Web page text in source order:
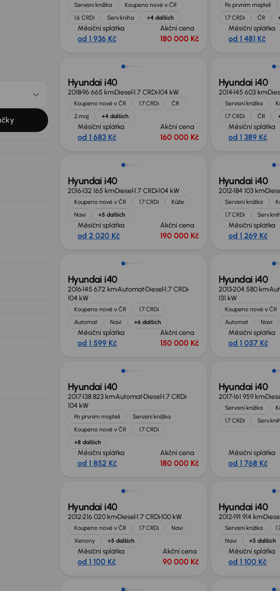
Servisní knížka
Koupeno nové v ČR
1.6 CRDi
Serv.kniha +4 dalších
Měsíční splátka
od 1 936 Kč
Akční cena
180 000 Kč
Po prvním majiteli
1.7 CRDi
ČR
Měsíční splátka
od 1 481 Kč
Hyundai i40
201896 665 kmDiesel1.7 CRDi104 kW
Koupeno nové v ČR 1.7 CRDi
ČR
2.maj
+4 dalších
Měsíční splátka
od 1 683 Kč
Akční cena
160 000 Kč
Hyundai i40
2014145 603 km
Servisní knížka
1.7 CRDi
ČR
Měsíční splátka
od 1 389 Kč
Extra sleva 14 500 Kč
Hyundai i40
2016132 165 kmDiesel1.7 CRDi104 kW
Koupeno nové v ČR 1.7 CRDi
Kůže
Navi
+5 dalších
Měsíční splátka
od 2 020 Kč
Akční cena
190 000 Kč
Zlevněno o 20
Hyundai i40
2012184 103 km
Servisní knížka
1.7 CRDi
Měsíční splátka
od 1 269 Kč
Hyundai i40
2016145 672 kmAutomatDiesel1.7 CRDi
104 kW
Koupeno nové v ČR
1.7 CRDi
Automat
Navi +6 dalších
Měsíční splátka
od 1 599 Kč
Akční cena
150 000 Kč
Hyundai i40
2013204 580 km
131 kW
Koupeno nové v ČR
Automat
Navi
Měsíční splátka
od 1 057 Kč
Možnost odpočtu DPH
Hyundai i40
2017138 823 kmAutomatDiesel1.7 CRDi
104 kW
Po prvním majiteli
Servisní knížka
Koupeno nové v ČR
1.7 CRDi
+8 dalších
Měsíční splátka
od 1 852 Kč
Akční cena
180 000 Kč
Hyundai i40
2017161 959 km
Servisní knížka
1.7 CRDi
Měsíční splátka
od 1 768 Kč
Hyundai i40
2012216 020 kmDiesel1.7 CRDi100 kW
Koupeno nové v ČR 1.7 CRDi
Navi
Xenony
+5 dalších
Měsíční splátka
od 1 100 Kč
Akční cena
90 000 Kč
Hyundai i40
2012191 914 km
Servisní knížka
Navi
+5 dalších
Měsíční splátka
od 1 100 Kč